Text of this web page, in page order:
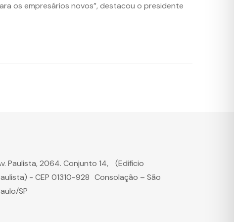
os empresários novos”, destacou o presidente
Paulista, 2064. Conjunto 14, (Edifício
- CEP 01310-928 Consolação – São
SP